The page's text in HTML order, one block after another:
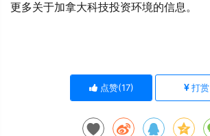
更多关于加拿大科技投资环境的信息。
点赞(17) 打赏